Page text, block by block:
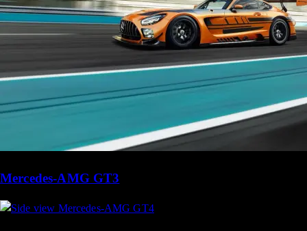
Mercedes-AMG GT3